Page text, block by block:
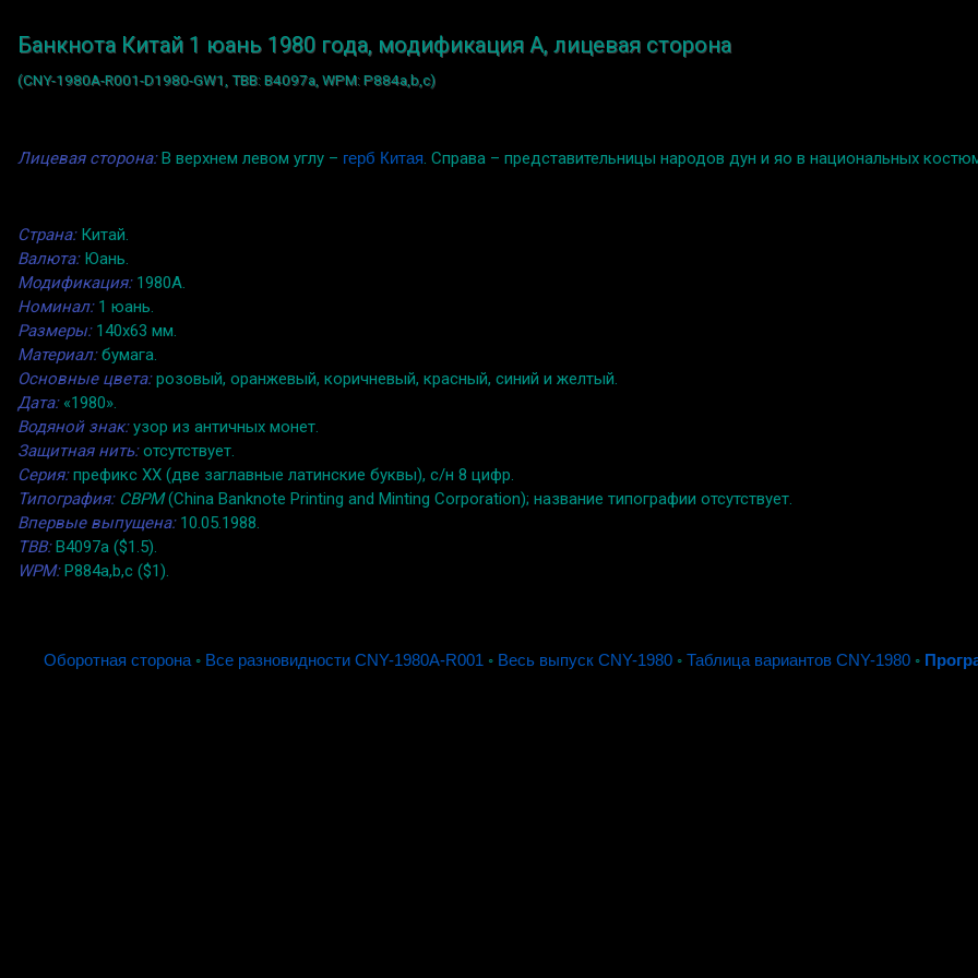
Банкнота Китай 1 юань 1980 года, модификация A, лицевая сторона
(CNY-1980A-R001-D1980-GW1, TBB: B4097a, WPM: P884a,b,c)
Лицевая сторона:В верхнем левом углу – герб Китая. Справа – представительницы народов дун и яо в национальных
Страна:Китай.
Валюта:Юань.
Модификация:1980A.
Номинал:1 юань.
Размеры:140x63 мм.
Материал:бумага.
Основные цвета:розовый, оранжевый, коричневый, красный, синий и желтый.
Дата:«1980».
Водяной знак:узор из античных монет.
Защитная нить:отсутствует.
Серия:префикс XX (две заглавные латинские буквы), с/н 8 цифр.
Типография: CBPM(China Banknote Printing and Minting Corporation); название типографии отсутствует.
Впервые выпущена:10.05.1988.
TBB:B4097a ($1.5).
WPM:P884a,b,c ($1).
Оборотная сторона◦ Все разновидности CNY-1980A-R001 ◦ Весь выпуск CNY-1980 ◦ Таблица вариантов CNY-1980 ◦